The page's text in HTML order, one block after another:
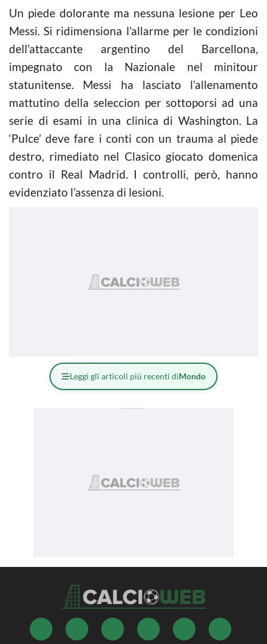
Un piede dolorante ma nessuna lesione per Leo
Messi. Si ridimensiona l’allarme per le condizioni
dell’attaccante argentino del Barcellona,
impegnato con la Nazionale nel minitour
statunitense. Messi ha lasciato l’allenamento
mattutino della seleccion per sottoporsi ad una
serie di esami in una clinica di Washington. La
‘Pulce’ deve fare i conti con un trauma al piede
destro, rimediato nel Clasico giocato domenica
contro il Real Madrid. I controlli, però, hanno
evidenziato l’assenza di lesioni.
Leggi gli articoli più recenti diMondo